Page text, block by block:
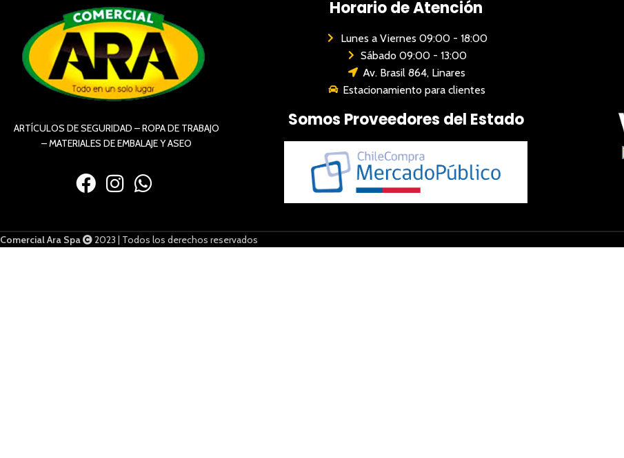
ARTÍCULOS DE SEGURIDAD – ROPA DE TRABAJO
– MATERIALES DE EMBALAJE Y ASEO
Horario de Atención
Lunes a Viernes 09:00 - 18:00
Sábado 09:00 - 13:00
Av. Brasil 864, Linares
Estacionamiento para clientes
Somos Proveedores del Estado
Comercial Ara Spa 2023 | Todos los derechos reservados